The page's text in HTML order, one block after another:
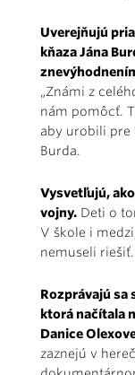
Uverejňujú
kňaza Jána
„Známi z
nám pomôcť.
aby urobili pre
Burda.
Vysvetľujú,
vojny. Deti o
V škole i
nemuseli riešiť.
Rozprávajú sa
ktorá načítala
Danice
zaznejú v